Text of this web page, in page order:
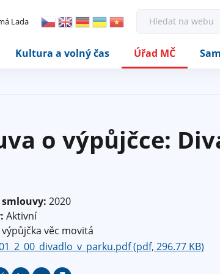
Lada
a
Kultura a volný čas Úřad MČ
o výpůjčce:
2020
Aktivní
výpůjčka věc movitá
(pdf, 296.77 KB)